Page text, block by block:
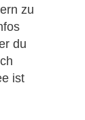
zu
du
ist